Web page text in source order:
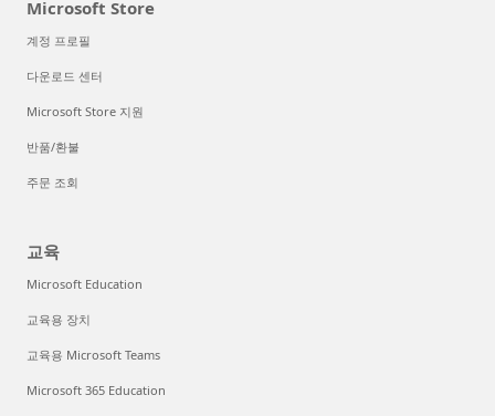
Microsoft Store
계정 프로필
다운로드 센터
Microsoft Store 지원
반품/환불
주문 조회
교육
Microsoft Education
교육용 장치
교육용 Microsoft Teams
Microsoft 365 Education